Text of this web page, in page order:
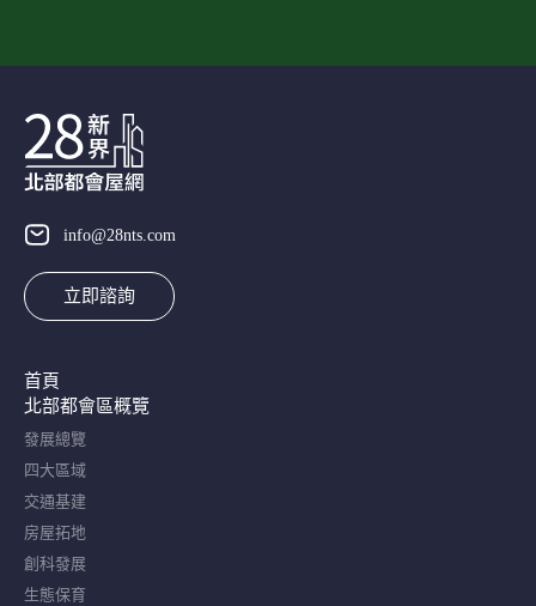
info@28nts.com
立即諮詢
首頁
北部都會區概覽​
發展總覽
四大區域
交通基建
房屋拓地
創科發展
生態保育